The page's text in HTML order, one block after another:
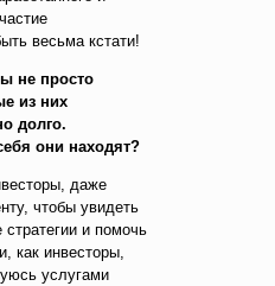
весьма кстати!
не просто
из них
долго.
они находят?
даже
чтобы увидеть
и помочь
как инвесторы,
услугами